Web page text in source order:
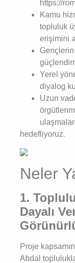
https://
Kamu
topluluk
erişimini
Gençlerin
Yerel
diyalog
Uzun
hedefliyoruz.
Neler
1.
Dayalı
Proje
Abdal